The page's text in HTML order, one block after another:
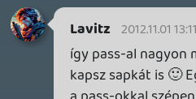
liquid 2012.11.01 11:46:12
Kösz, HUN Coyote!